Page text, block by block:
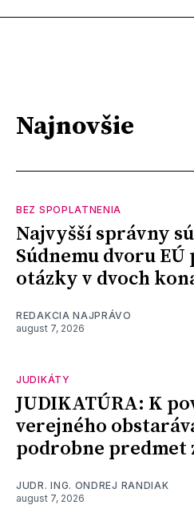
Najnovšie
BEZ SPOPLATNENIA
Najvyšší správny
Súdnemu dvoru
otázky v dvoch
REDAKCIA NAJPRÁVO
august 7, 2026
JUDIKÁTY
JUDIKATÚRA: K
verejného
podrobne predmet
JUDR. ING. ONDREJ RANDIAK
august 7, 2026